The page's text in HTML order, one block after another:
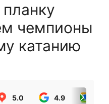
чемпионы
катанию
5.0 4.9